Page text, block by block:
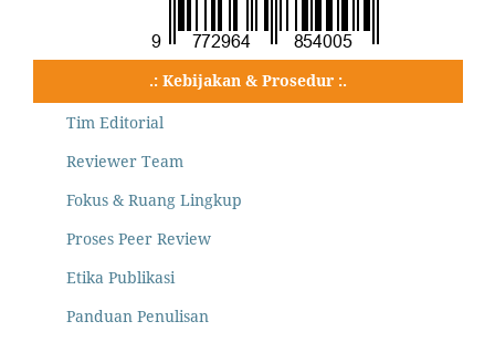
.: Kebijakan & Prosedur :.
Tim Editorial
Reviewer Team
Fokus & Ruang Lingkup
Proses Peer Review
Etika Publikasi
Panduan Penulisan